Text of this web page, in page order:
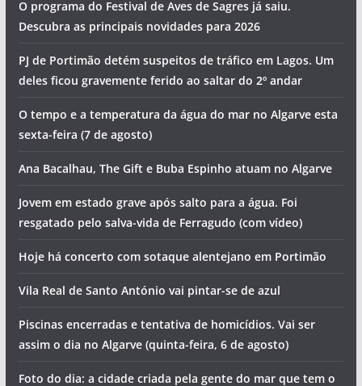
O programa do Festival de Aves de Sagres já saiu.
Descubra as principais novidades para 2026
PJ de Portimão detém suspeitos de tráfico em Lagos. Um
deles ficou gravemente ferido ao saltar do 2º andar
O tempo e a temperatura da água do mar no Algarve esta
sexta-feira (7 de agosto)
Ana Bacalhau, The Gift e Buba Espinho atuam no Algarve
Jovem em estado grave após salto para a água. Foi
resgatado pelo salva-vida de Ferragudo (com vídeo)
Hoje há concerto com sotaque alentejano em Portimão
Vila Real de Santo António vai pintar-se de azul
Piscinas encerradas e tentativa de homicídios. Vai ser
assim o dia no Algarve (quinta-feira, 6 de agosto)
Foto do dia: a cidade criada pela gente do mar que tem o